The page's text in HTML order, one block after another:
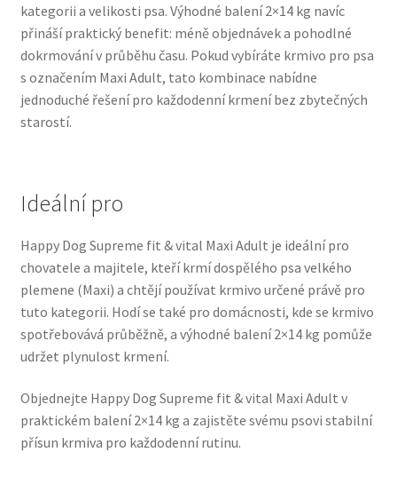
Royal Canin pro psy
Veterinární dieta pro psy
Vodítka a obojky
kategorii a velikosti psa. Výhodné balení 2×14 kg navíc
přináší praktický benefit: méně objednávek a pohodlné
dokrmování v průběhu času. Pokud vybíráte krmivo pro psa
s označením Maxi Adult, tato kombinace nabídne
jednoduché řešení pro každodenní krmení bez zbytečných
starostí.
Ideální pro
Happy Dog Supreme fit & vital Maxi Adult je ideální pro
chovatele a majitele, kteří krmí dospělého psa velkého
plemene (Maxi) a chtějí používat krmivo určené právě pro
tuto kategorii. Hodí se také pro domácnosti, kde se krmivo
spotřebovává průběžně, a výhodné balení 2×14 kg pomůže
udržet plynulost krmení.
Objednejte Happy Dog Supreme fit & vital Maxi Adult v
praktickém balení 2×14 kg a zajistěte svému psovi stabilní
přísun krmiva pro každodenní rutinu.